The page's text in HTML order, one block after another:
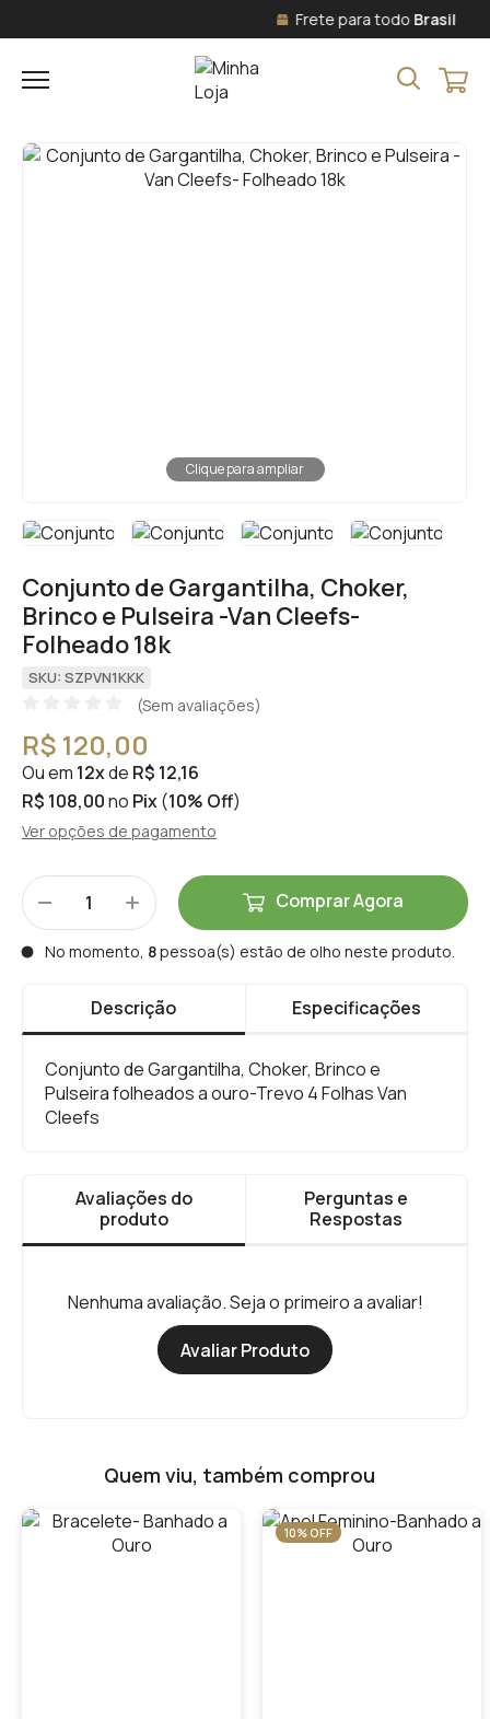
Frete para todo Brasil
Clique para ampliar
Conjunto de Gargantilha, Choker,
Brinco e Pulseira -Van Cleefs-
Folheado 18k
SKU: SZPVN1KKK
(Sem avaliações)
R$ 120,00
Ou em 12xde R$ 12,16
R$ 108,00no Pix(10% Off)
Ver opções de pagamento
Comprar Agora
No momento, 8pessoa(s) estão de olho neste produto.
Descrição Especificações
Conjunto de Gargantilha, Choker, Brinco e
Pulseira folheados a ouro-Trevo 4 Folhas Van
Cleefs
Avaliações do
produto
Perguntas e
Respostas
Nenhuma avaliação. Seja o primeiro a avaliar!
Avaliar Produto
Quem viu, também comprou
10% OFF